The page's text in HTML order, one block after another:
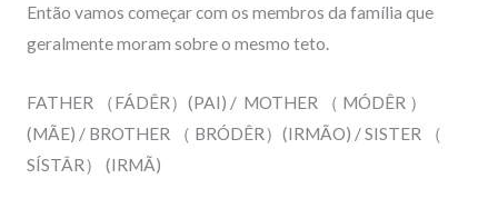
Então vamos começar com os membros da família que
geralmente moram sobre o mesmo teto.
FATHER （FÁDÊR） (PAI) / MOTHER （ MÓDÊR ）
(MÃE) / BROTHER
（ BRÓDÊR） (IRMÃO) / SISTER
（
SÍSTÂR） (IRMÃ)